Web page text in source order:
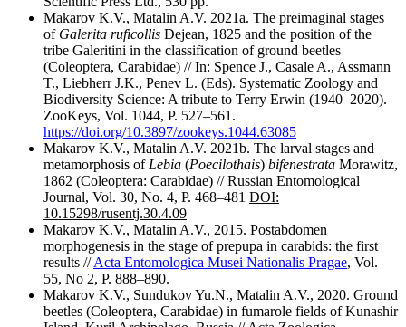
Makarov K.V., Matalin A.V. 2021a. The preimaginal stages
of Galerita ruficollis Dejean, 1825 and the position of the
tribe Galeritini in the classification of ground beetles
(Coleoptera, Carabidae) // In: Spence J., Casale A., Assmann
T., Liebherr J.K., Penev L. (Eds). Systematic Zoology and
Biodiversity Science: A tribute to Terry Erwin (1940–2020).
ZooKeys, Vol. 1044, P. 527–561.
https://doi.org/10.3897/zookeys.1044.63085
Makarov K.V., Matalin A.V. 2021b. The larval stages and
metamorphosis of Lebia (Poecilothais) bifenestrata Morawitz,
1862 (Coleoptera: Carabidae) // Russian Entomological
Journal, Vol. 30, No. 4, P. 468–481 DOI:
10.15298/rusentj.30.4.09
Makarov K.V., Matalin A.V., 2015. Postabdomen
morphogenesis in the stage of prepupa in carabids: the first
results //Acta Entomologica Musei Nationalis Pragae, Vol.
55, No 2, P. 888–890.
Makarov K.V., Sundukov Yu.N., Matalin A.V., 2020. Ground
beetles (Coleoptera, Carabidae) in fumarole fields of Kunashir